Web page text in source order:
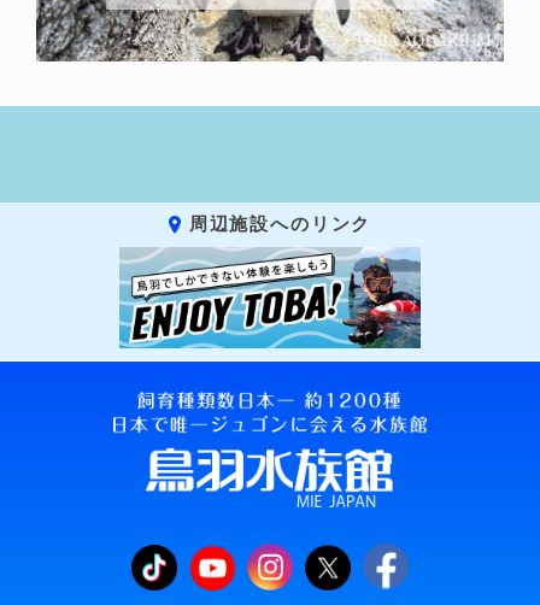
周辺施設へのリンク